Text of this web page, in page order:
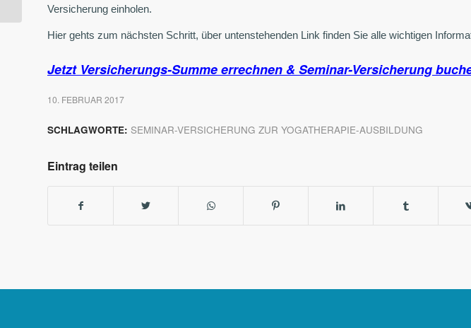
Versicherung einholen.
Hier gehts zum nächsten Schritt, über untenstehenden Link finden Sie alle wichtigen
Jetzt Versicherungs-Summe errechnen & Seminar-Versicherung
10. FEBRUAR 2017
SCHLAGWORTE: SEMINAR-VERSICHERUNG ZUR YOGATHERAPIE-AUSBILDUNG
Eintrag teilen